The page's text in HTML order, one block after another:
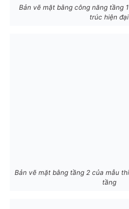
Bản vẽ mặt bằng công năng tầng
trúc hiện đại
Bản vẽ mặt bằng tầng 2 của mẫu
tầng